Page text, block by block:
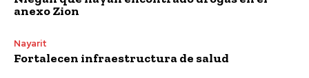
anexo Zion
Nayarit
Fortalecen infraestructura de salud